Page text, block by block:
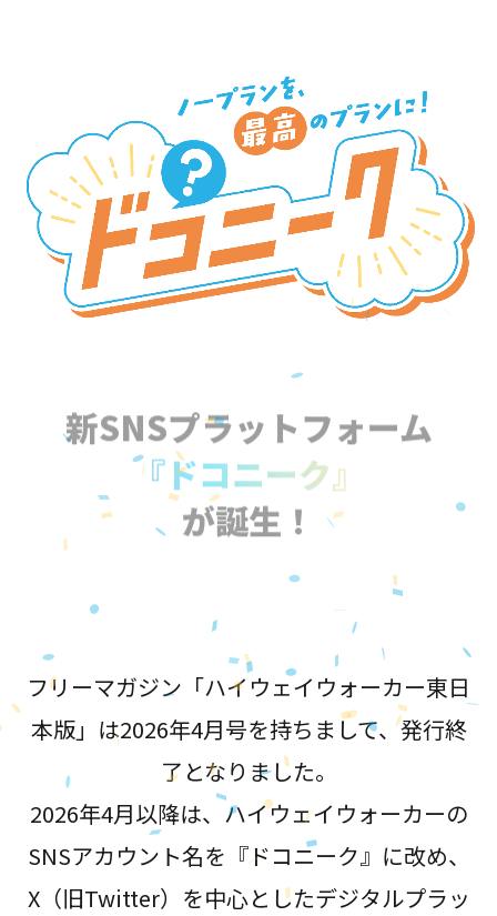
新SNSプラットフォーム
『ドコニーク』
が誕生！
フリーマガジン「ハイウェイウォーカー東日
本版」は2026年4月号を持ちまして、発行終
了となりました。
2026年4月以降は、ハイウェイウォーカーの
SNSアカウント名を『ドコニーク』に改め、
X（旧Twitter）を中心としたデジタルプラッ